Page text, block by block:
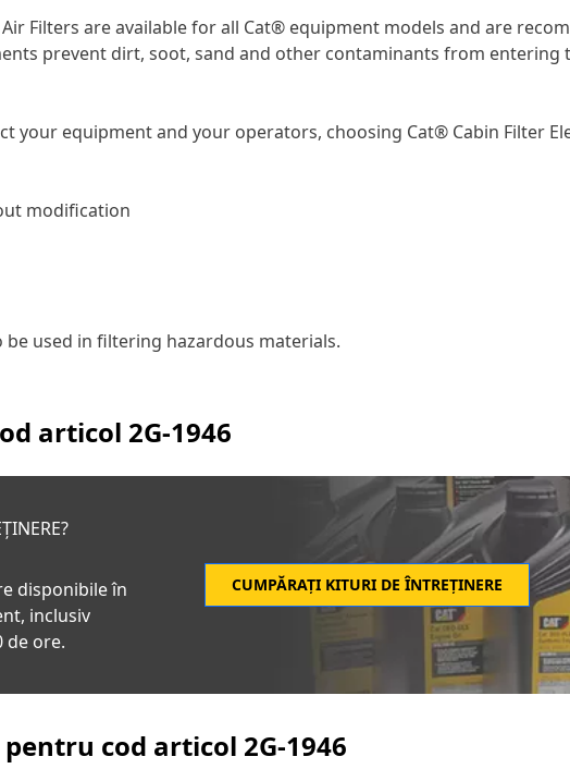
Filters are available for all Cat® equipment models and are
prevent dirt, soot, sand and other contaminants from
your equipment and your operators, choosing Cat® Cabin Filter
modification
used in filtering hazardous materials.
articol 2G-1946
disponibile în
inclusiv
de ore.
CUMPĂRAȚI KITURI DE ÎNTREȚINERE
cod articol 2G-1946